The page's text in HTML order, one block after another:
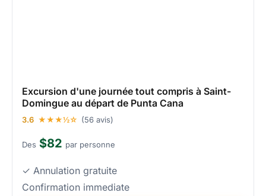
Excursion d'une journée tout compris à Saint-
Domingue au départ de Punta Cana
3.6 ★★★½☆ (56 avis)
Des $82 par personne
✓ Annulation gratuite
Confirmation immediate